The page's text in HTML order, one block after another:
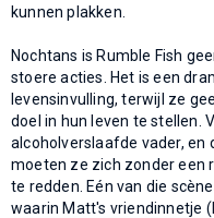
kunnen plakken.
Nochtans is Rumble Fish
stoere acties. Het is een
levensinvulling, terwijl ze
doel in hun leven te stellen.
alcoholverslaafde vader, en
moeten ze zich zonder een
te redden. Eén van die
waarin Matt's vriendinnetje